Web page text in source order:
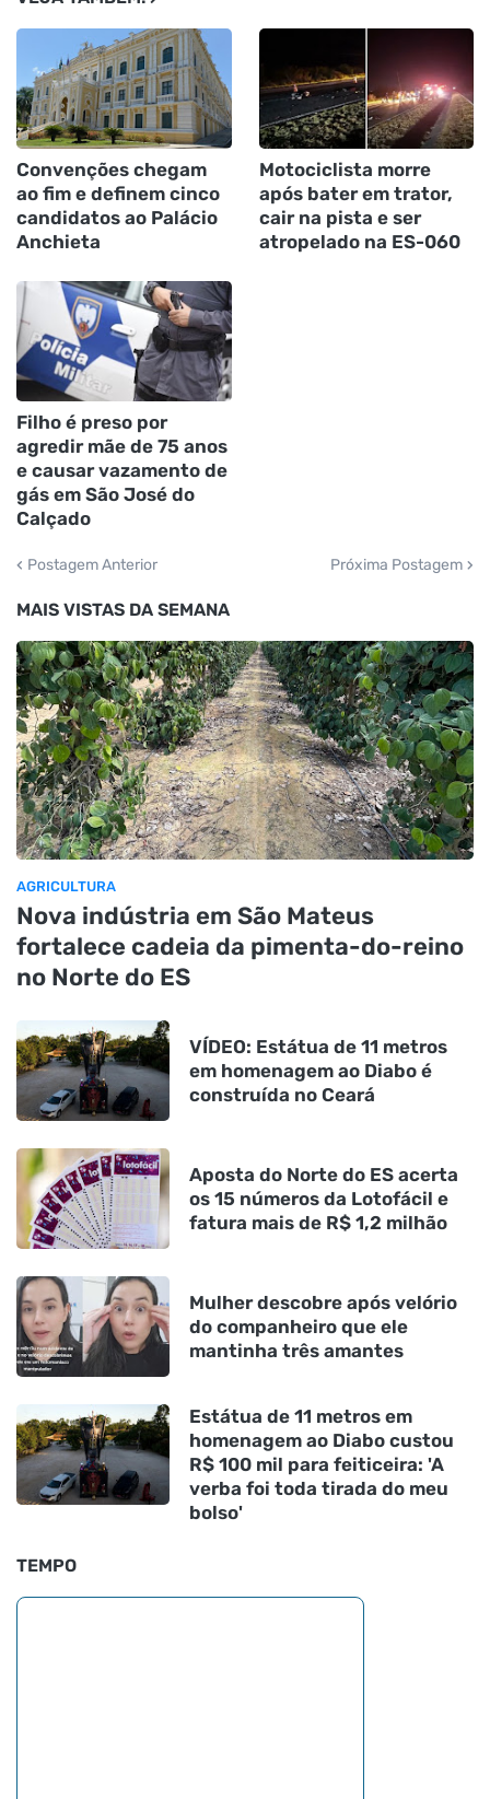
Convenções chegam
ao fim e definem cinco
candidatos ao Palácio
Anchieta
Motociclista morre
após bater em trator,
cair na pista e ser
atropelado na ES-060
Filho é preso por
agredir mãe de 75 anos
e causar vazamento de
gás em São José do
Calçado
Postagem Anterior Próxima Postagem
MAIS VISTAS DA SEMANA
AGRICULTURA
Nova indústria em São Mateus
fortalece cadeia da pimenta-do-reino
no Norte do ES
VÍDEO: Estátua de 11 metros
em homenagem ao Diabo é
construída no Ceará
Aposta do Norte do ES acerta
os 15 números da Lotofácil e
fatura mais de R$ 1,2 milhão
Mulher descobre após velório
do companheiro que ele
mantinha três amantes
Estátua de 11 metros em
homenagem ao Diabo custou
R$ 100 mil para feiticeira: 'A
verba foi toda tirada do meu
bolso'
TEMPO